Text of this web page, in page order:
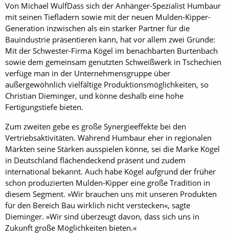
Von Michael WulfDass sich der Anhänger-Spezialist Humbaur
mit seinen Tiefladern sowie mit der neuen Mulden-Kipper-
Generation inzwischen als ein starker Partner für die
Bauindustrie präsentieren kann, hat vor allem zwei Gründe:
Mit der Schwester-Firma Kögel im benachbarten Burtenbach
sowie dem gemeinsam genutzten Schweißwerk in Tschechien
verfüge man in der Unternehmensgruppe über
außergewöhnlich vielfältige Produktionsmöglichkeiten, so
Christian Dieminger, und könne deshalb eine hohe
Fertigungstiefe bieten.
Zum zweiten gebe es große Synergieeffekte bei den
Vertriebsaktivitäten. Während Humbaur eher in regionalen
Märkten seine Stärken ausspielen könne, sei die Marke Kögel
in Deutschland flächendeckend präsent und zudem
international bekannt. Auch habe Kögel aufgrund der früher
schon produzierten Mulden-Kipper eine große Tradition in
diesem Segment. »Wir brauchen uns mit unseren Produkten
für den Bereich Bau wirklich nicht verstecken«, sagte
Dieminger. »Wir sind überzeugt davon, dass sich uns in
Zukunft große Möglichkeiten bieten.«